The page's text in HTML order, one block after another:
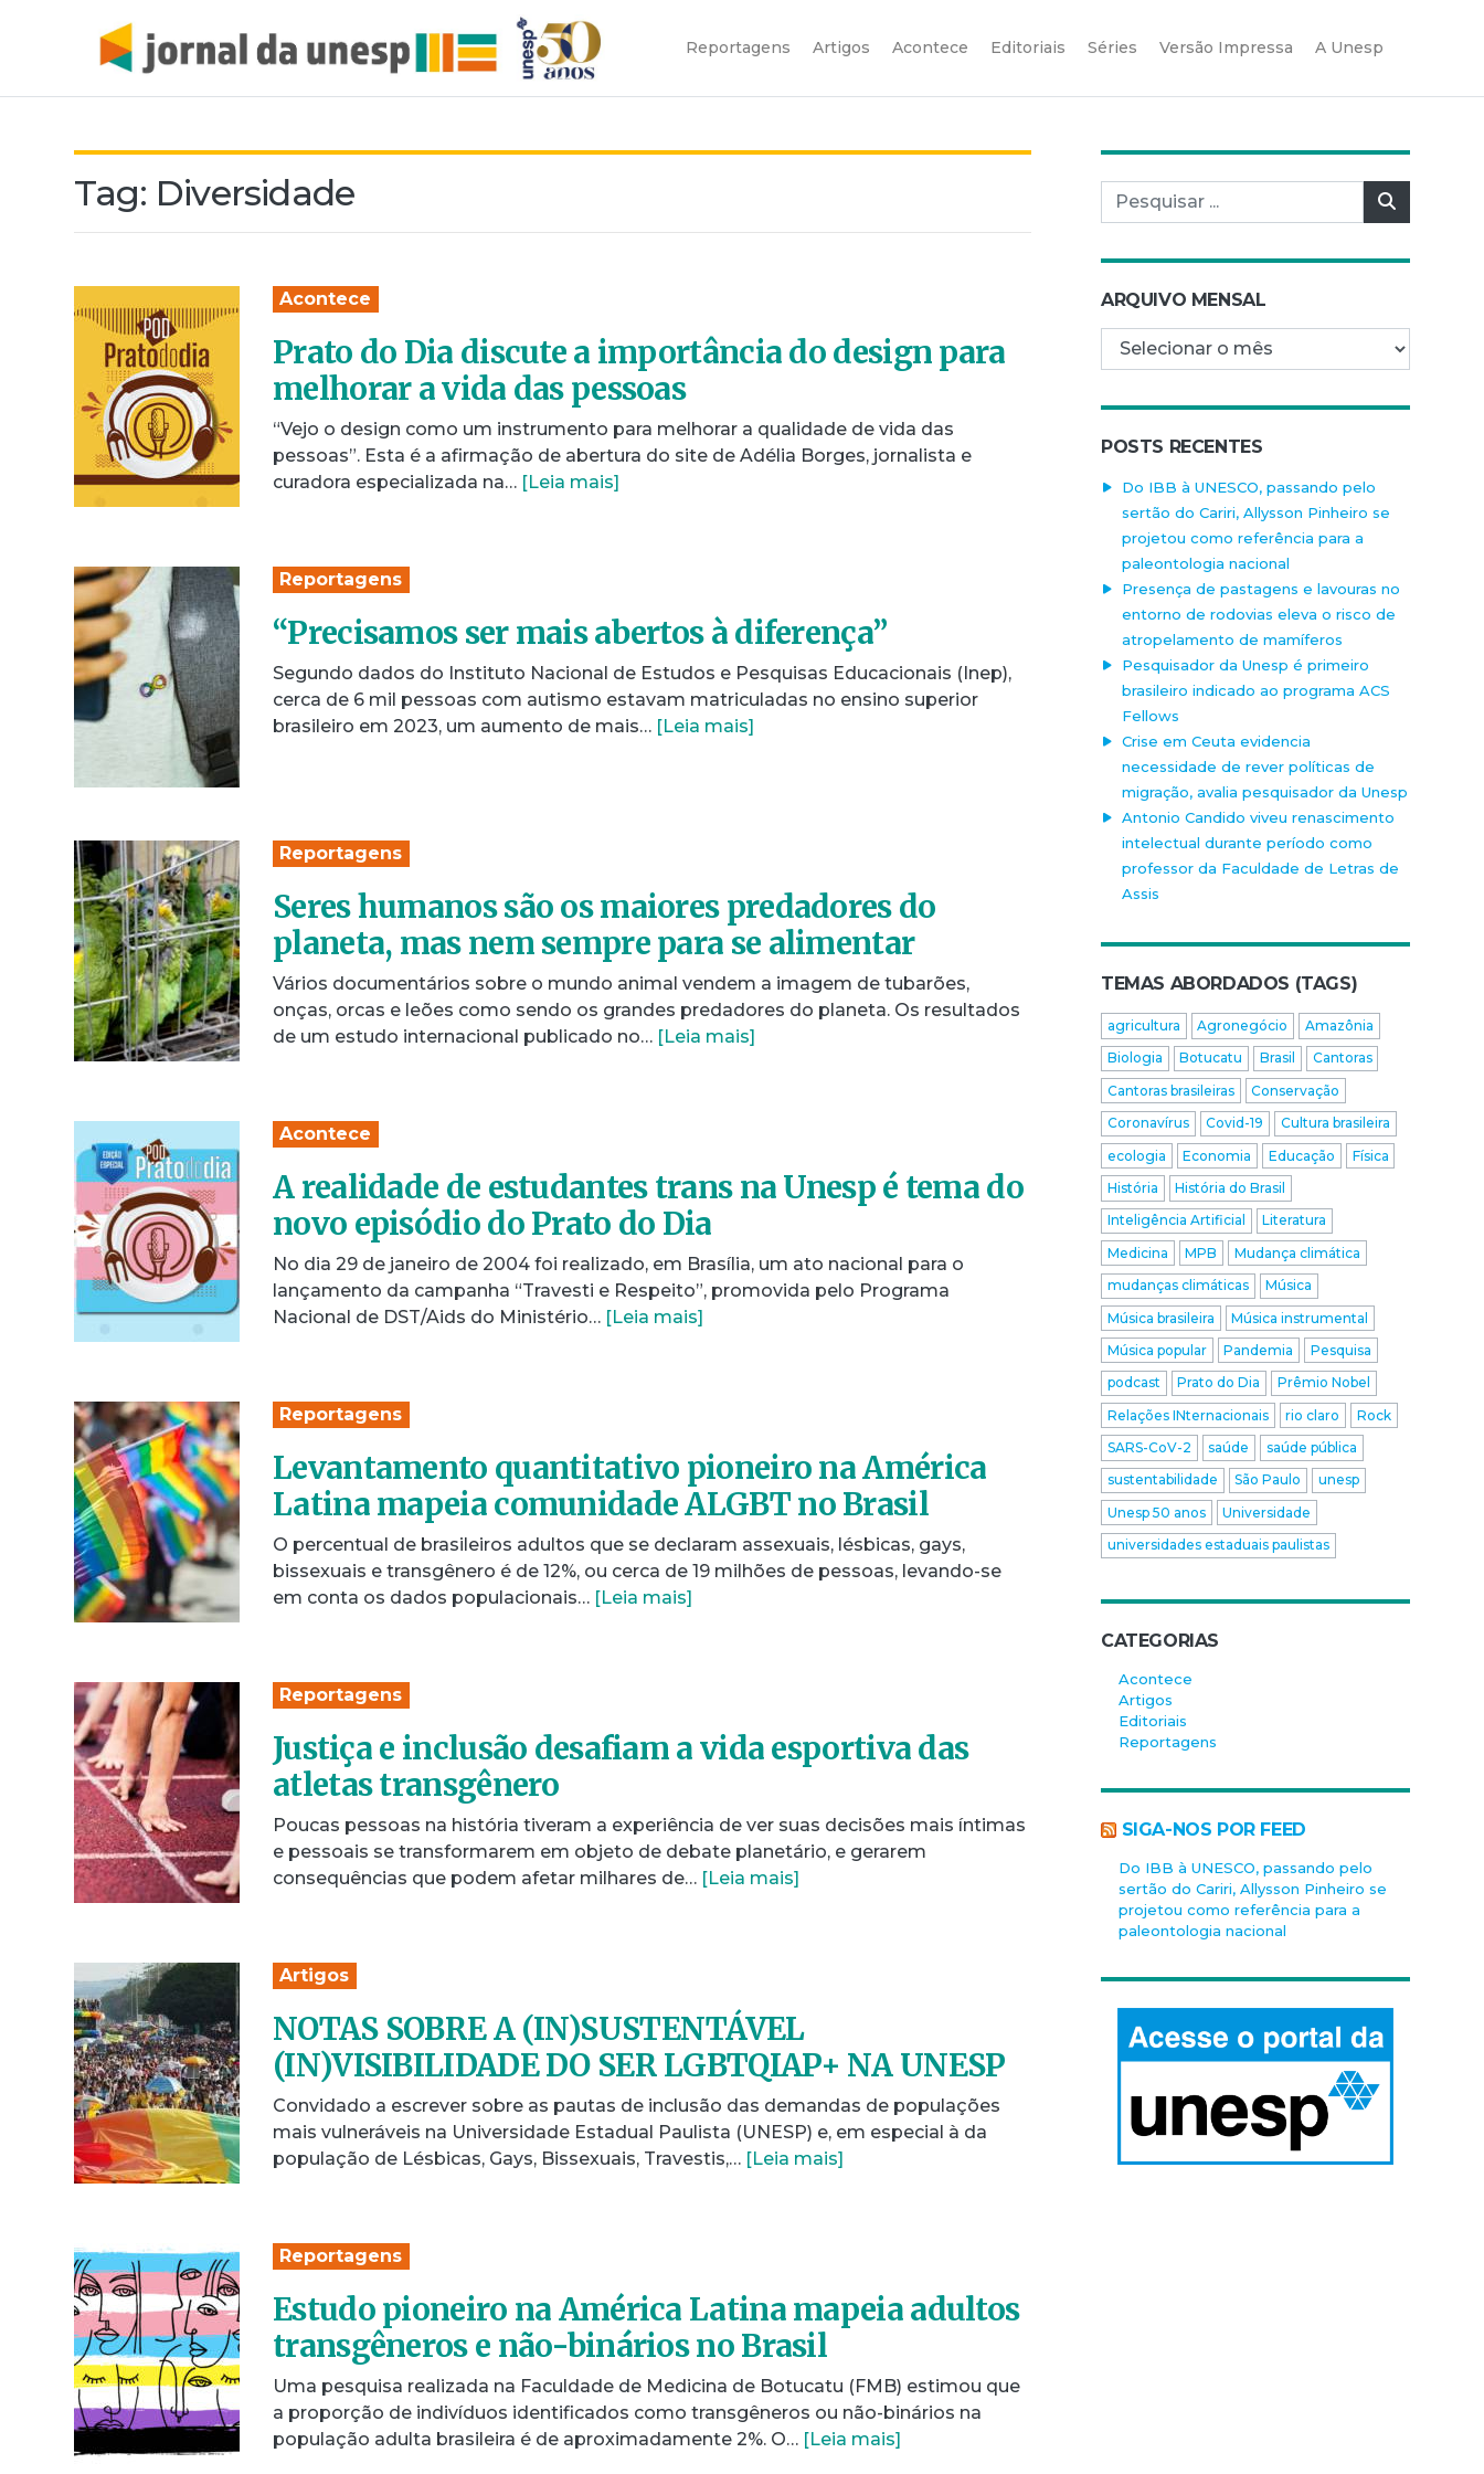
Reportagens Artigos Acontece Editoriais Séries Versão Impressa A Unesp
Tag: Diversidade
Acontece
Prato do Dia discute a importância do design para
melhorar a vida das pessoas
“Vejo o design como um instrumento para melhorar a qualidade de vida das
pessoas”. Esta é a afirmação de abertura do site de Adélia Borges, jornalista e
curadora especializada na… [Leia mais]
Reportagens
“Precisamos ser mais abertos à diferença”
Segundo dados do Instituto Nacional de Estudos e Pesquisas Educacionais (Inep),
cerca de 6 mil pessoas com autismo estavam matriculadas no ensino superior
brasileiro em 2023, um aumento de mais… [Leia mais]
Reportagens
Seres humanos são os maiores predadores do
planeta, mas nem sempre para se alimentar
Vários documentários sobre o mundo animal vendem a imagem de tubarões,
onças, orcas e leões como sendo os grandes predadores do planeta. Os resultados
de um estudo internacional publicado no… [Leia mais]
Acontece
A realidade de estudantes trans na Unesp é tema do
novo episódio do Prato do Dia
No dia 29 de janeiro de 2004 foi realizado, em Brasília, um ato nacional para o
lançamento da campanha “Travesti e Respeito”, promovida pelo Programa
Nacional de DST/Aids do Ministério… [Leia mais]
Reportagens
Levantamento quantitativo pioneiro na América
Latina mapeia comunidade ALGBT no Brasil
O percentual de brasileiros adultos que se declaram assexuais, lésbicas, gays,
bissexuais e transgênero é de 12%, ou cerca de 19 milhões de pessoas, levando-se
em conta os dados populacionais… [Leia mais]
Reportagens
Justiça e inclusão desafiam a vida esportiva das
atletas transgênero
Poucas pessoas na história tiveram a experiência de ver suas decisões mais íntimas
e pessoais se transformarem em objeto de debate planetário, e gerarem
consequências que podem afetar milhares de… [Leia mais]
Artigos
NOTAS SOBRE A (IN)SUSTENTÁVEL
(IN)VISIBILIDADE DO SER LGBTQIAP+ NA UNESP
Convidado a escrever sobre as pautas de inclusão das demandas de populações
mais vulneráveis na Universidade Estadual Paulista (UNESP) e, em especial à da
população de Lésbicas, Gays, Bissexuais, Travestis,… [Leia mais]
Reportagens
Estudo pioneiro na América Latina mapeia adultos
transgêneros e não-binários no Brasil
Uma pesquisa realizada na Faculdade de Medicina de Botucatu (FMB) estimou que
a proporção de indivíduos identificados como transgêneros ou não-binários na
população adulta brasileira é de aproximadamente 2%. O… [Leia mais]
Pesquisar por:
ARQUIVO MENSAL
Arquivo mensal
POSTS RECENTES
Do IBB à UNESCO, passando pelo
sertão do Cariri, Allysson Pinheiro se
projetou como referência para a
paleontologia nacional
Presença de pastagens e lavouras no
entorno de rodovias eleva o risco de
atropelamento de mamíferos
Pesquisador da Unesp é primeiro
brasileiro indicado ao programa ACS
Fellows
Crise em Ceuta evidencia
necessidade de rever políticas de
migração, avalia pesquisador da Unesp
Antonio Candido viveu renascimento
intelectual durante período como
professor da Faculdade de Letras de
Assis
TEMAS ABORDADOS (TAGS)
agricultura Agronegócio
Amazônia
Biologia
Botucatu Brasil
Cantoras
Cantoras brasileiras
Conservação
Coronavírus
Covid-19
Cultura brasileira
ecologia
Economia Educação
Física
História
História do Brasil
Inteligência Artificial
Literatura
Medicina
MPB
Mudança climática
mudanças climáticas
Música
Música brasileira
Música instrumental
Música popular
Pandemia
Pesquisa
podcast
Prato do Dia
Prêmio Nobel
Relações INternacionais
rio claro
Rock
SARS-CoV-2
saúde
saúde pública
sustentabilidade
São Paulo
unesp
Unesp 50 anos
Universidade
universidades estaduais paulistas
CATEGORIAS
Acontece
Artigos
Editoriais
Reportagens
SIGA-NOS POR FEED
Do IBB à UNESCO, passando pelo
sertão do Cariri, Allysson Pinheiro se
projetou como referência para a
paleontologia nacional